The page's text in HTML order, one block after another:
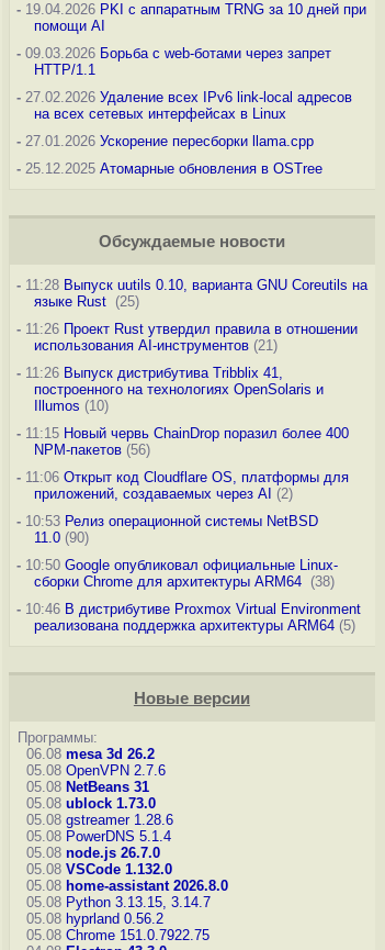
-19.04.2026 PKI с аппаратным TRNG за 10 дней при
помощи AI
-09.03.2026 Борьба с web-ботами через запрет
HTTP/1.1
-27.02.2026 Удаление всех IPv6 link-local адресов
на всех сетевых интерфейсах в Linux
-27.01.2026 Ускорение пересборки llama.cpp
-25.12.2025 Атомарные обновления в OSTree
Обсуждаемые новости
-11:28 Выпуск uutils 0.10, варианта GNU Coreutils на
языке Rust (25)
-11:26 Проект Rust утвердил правила в отношении
использования AI-инструментов(21)
-11:26 Выпуск дистрибутива Tribblix 41,
построенного на технологиях OpenSolaris и
Illumos (10)
-11:15 Новый червь ChainDrop поразил более 400
NPM-пакетов(56)
-11:06 Открыт код Cloudflare OS, платформы для
приложений, создаваемых через AI (2)
-10:53 Релиз операционной системы NetBSD
11.0(90)
-10:50 Google опубликовал официальные Linux-
сборки Chrome для архитектуры ARM64 (38)
-10:46 В дистрибутиве Proxmox Virtual Environment
реализована поддержка архитектуры ARM64(5)
Новые версии
Программы:
06.08 mesa 3d 26.2
05.08 OpenVPN 2.7.6
05.08 NetBeans 31
05.08 ublock 1.73.0
05.08 gstreamer 1.28.6
05.08 PowerDNS 5.1.4
05.08 node.js 26.7.0
05.08 VSCode 1.132.0
05.08 home-assistant 2026.8.0
05.08 Python 3.13.15, 3.14.7
05.08 hyprland 0.56.2
05.08 Chrome 151.0.7922.75